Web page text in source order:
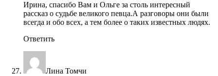
Ирина, спасибо Вам и Ольге за столь интересный
рассказ о судьбе великого певца.А разговоры они были
всегда и обо всех, а тем более о таких известных людях.
Ответить
Лина Томчи